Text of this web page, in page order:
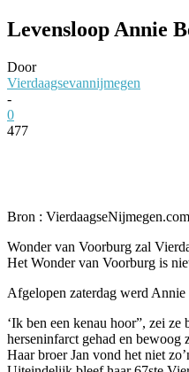
Levensloop Annie
Door
Vierdaagsevannijmegen
-
0
477
Bron : VierdaagseNijmegen.com
Wonder van Voorburg zal
Het Wonder van Voorburg is
Afgelopen zaterdag werd Annie
‘Ik ben een kenau hoor”, zei
herseninfarct gehad en bewoog
Haar broer Jan vond het niet